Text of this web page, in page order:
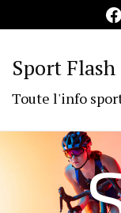
Sport Flash
Toute l'info